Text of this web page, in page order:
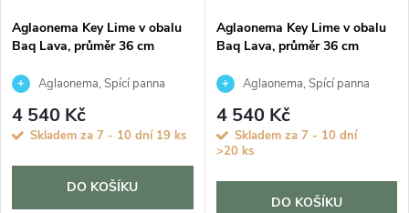
Aglaonema Key Lime v obalu
Baq Lava, průměr 36 cm
Aglaonema, Spící panna
4 540 Kč
Skladem za 7 - 10 dní 19 ks
DO KOŠÍKU
Aglaonema Key Lime v obalu
Baq Lava, průměr 36 cm
Aglaonema, Spící panna
4 540 Kč
Skladem za 7 - 10 dní
>20 ks
DO KOŠÍKU